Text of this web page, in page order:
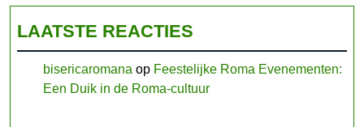
LAATSTE REACTIES
bisericaromana op Feestelijke Roma Evenementen:
Een Duik in de Roma-cultuur